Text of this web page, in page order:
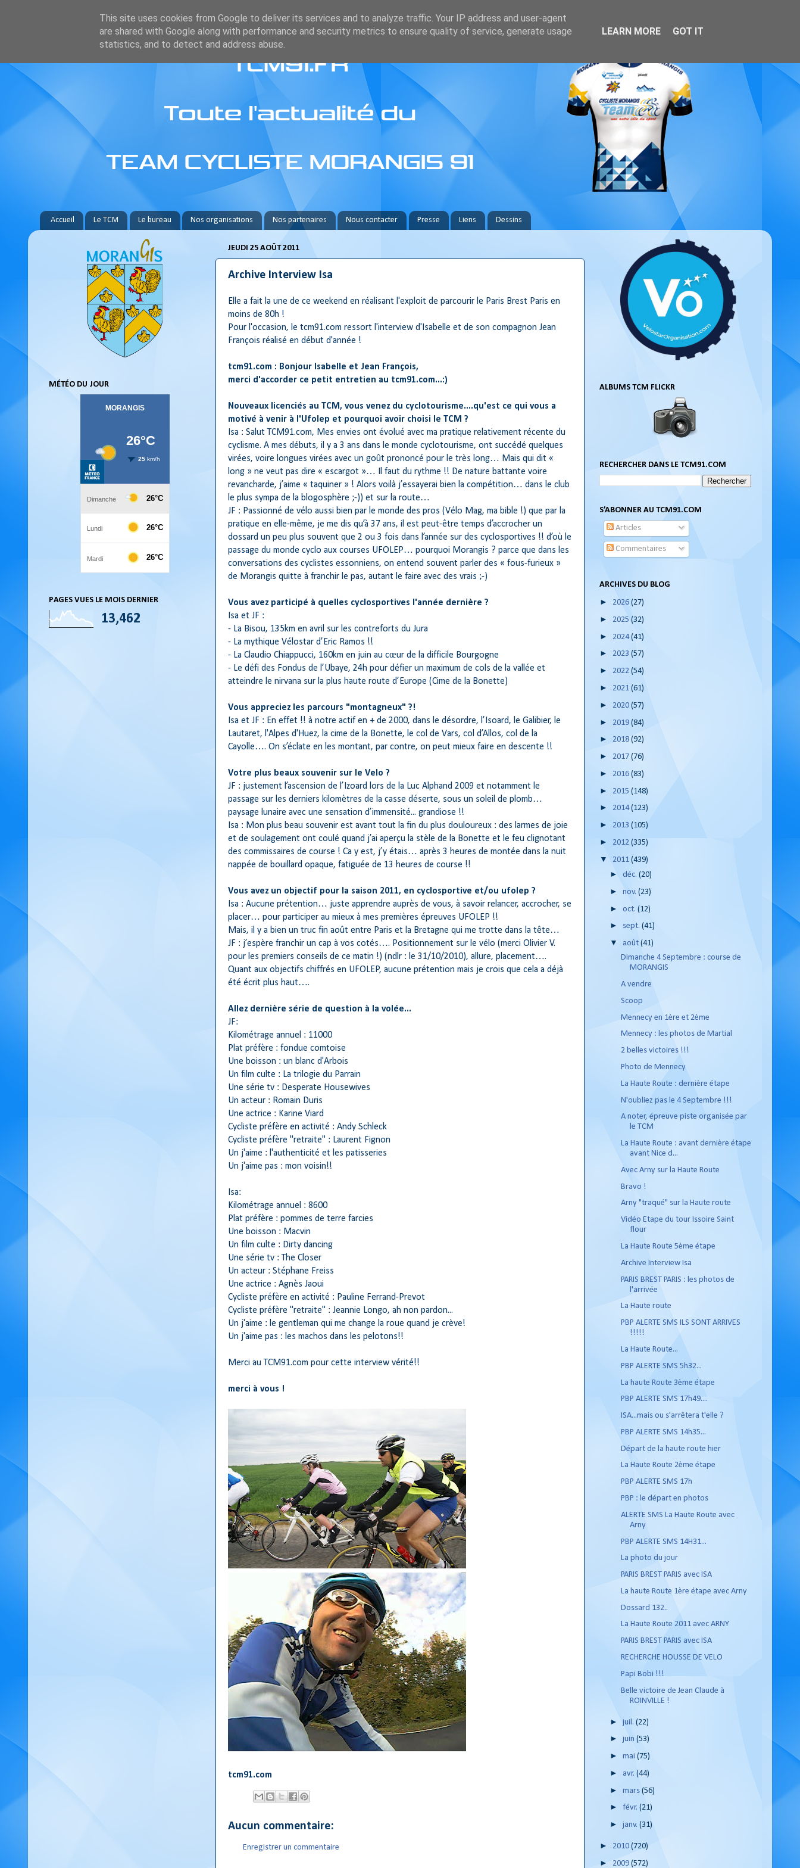
Accueil Le TCM Le bureau Nos organisations Nos partenaires Nous contacter Presse Liens Dessins
JEUDI 25 AOÛT 2011
Archive Interview Isa
Elle a fait la une de ce weekend en réalisant l'exploit de parcourir le Paris Brest Paris en
moins de 80h !
Pour l'occasion, le tcm91.com ressort l'interview d'Isabelle et de son compagnon Jean
François réalisé en début d'année !
tcm91.com : Bonjour Isabelle et Jean François,
merci d'accorder ce petit entretien au tcm91.com...:)
Nouveaux licenciés au TCM, vous venez du cyclotourisme....qu'est ce qui vous a
motivé à venir à l'Ufolep et pourquoi avoir choisi le TCM ?
Isa : Salut TCM91.com, Mes envies ont évolué avec ma pratique relativement récente du
cyclisme. A mes débuts, il y a 3 ans dans le monde cyclotourisme, ont succédé quelques
virées, voire longues virées avec un goût prononcé pour le très long… Mais qui dit «
long » ne veut pas dire « escargot »… Il faut du rythme !! De nature battante voire
revancharde, j’aime « taquiner » ! Alors voilà j’essayerai bien la compétition… dans le club
le plus sympa de la blogosphère ;-)) et sur la route…
JF : Passionné de vélo aussi bien par le monde des pros (Vélo Mag, ma bible !) que par la
pratique en elle-même, je me dis qu’à 37 ans, il est peut-être temps d’accrocher un
dossard un peu plus souvent que 2 ou 3 fois dans l’année sur des cyclosportives !! d’où le
passage du monde cyclo aux courses UFOLEP… pourquoi Morangis ? parce que dans les
conversations des cyclistes essonniens, on entend souvent parler des « fous-furieux »
de Morangis quitte à franchir le pas, autant le faire avec des vrais ;-)
Vous avez participé à quelles cyclosportives l'année dernière ?
Isa et JF :
- La Bisou, 135km en avril sur les contreforts du Jura
- La mythique Vélostar d’Eric Ramos !!
- La Claudio Chiappucci, 160km en juin au cœur de la difficile Bourgogne
- Le défi des Fondus de l’Ubaye, 24h pour défier un maximum de cols de la vallée et
atteindre le nirvana sur la plus haute route d’Europe (Cime de la Bonette)
Vous appreciez les parcours "montagneux" ?!
Isa et JF : En effet !! à notre actif en + de 2000, dans le désordre, l’Isoard, le Galibier, le
Lautaret, l'Alpes d'Huez, la cime de la Bonette, le col de Vars, col d’Allos, col de la
Cayolle…. On s’éclate en les montant, par contre, on peut mieux faire en descente !!
Votre plus beaux souvenir sur le Velo ?
JF : justement l’ascension de l’Izoard lors de la Luc Alphand 2009 et notamment le
passage sur les derniers kilomètres de la casse déserte, sous un soleil de plomb…
paysage lunaire avec une sensation d’immensité... grandiose !!
Isa : Mon plus beau souvenir est avant tout la fin du plus douloureux : des larmes de joie
et de soulagement ont coulé quand j’ai aperçu la stèle de la Bonette et le feu clignotant
des commissaires de course ! Ca y est, j’y étais… après 3 heures de montée dans la nuit
nappée de bouillard opaque, fatiguée de 13 heures de course !!
Vous avez un objectif pour la saison 2011, en cyclosportive et/ou ufolep ?
Isa : Aucune prétention… juste apprendre auprès de vous, à savoir relancer, accrocher, se
placer… pour participer au mieux à mes premières épreuves UFOLEP !!
Mais, il y a bien un truc fin août entre Paris et la Bretagne qui me trotte dans la tête…
JF : j’espère franchir un cap à vos cotés…. Positionnement sur le vélo (merci Olivier V.
pour les premiers conseils de ce matin !) (ndlr : le 31/10/2010), allure, placement….
Quant aux objectifs chiffrés en UFOLEP, aucune prétention mais je crois que cela a déjà
été écrit plus haut….
Allez dernière série de question à la volée...
JF:
Kilométrage annuel : 11000
Plat préfère : fondue comtoise
Une boisson : un blanc d'Arbois
Un film culte : La trilogie du Parrain
Une série tv : Desperate Housewives
Un acteur : Romain Duris
Une actrice : Karine Viard
Cycliste préfère en activité : Andy Schleck
Cycliste préfère "retraite" : Laurent Fignon
Un j'aime : l'authenticité et les patisseries
Un j'aime pas : mon voisin!!
Isa:
Kilométrage annuel : 8600
Plat préfère : pommes de terre farcies
Une boisson : Macvin
Un film culte : Dirty dancing
Une série tv : The Closer
Un acteur : Stéphane Freiss
Une actrice : Agnès Jaoui
Cycliste préfère en activité : Pauline Ferrand-Prevot
Cycliste préfère "retraite" : Jeannie Longo, ah non pardon...
Un j'aime : le gentleman qui me change la roue quand je crève!
Un j'aime pas : les machos dans les pelotons!!
Merci au TCM91.com pour cette interview vérité!!
merci à vous !
tcm91.com
Aucun commentaire:
Enregistrer un commentaire
MÉTÉO DU JOUR
PAGES VUES LE MOIS DERNIER
13,462
ALBUMS TCM FLICKR
RECHERCHER DANS LE TCM91.COM
S’ABONNER AU TCM91.COM
Articles
Commentaires
ARCHIVES DU BLOG
► 2026 (27)
► 2025 (32)
► 2024(41)
► 2023 (57)
► 2022 (54)
► 2021 (61)
► 2020 (57)
► 2019 (84)
► 2018 (92)
► 2017 (76)
► 2016 (83)
► 2015 (148)
► 2014(123)
► 2013 (105)
► 2012 (335)
▼ 2011 (439)
►déc.(20)
►nov.(23)
►oct.(12)
► sept.(41)
▼ août(41)
Dimanche 4 Septembre : course de
MORANGIS
A vendre
Scoop
Mennecy en 1ère et 2ème
Mennecy : les photos de Martial
2 belles victoires !!!
Photo de Mennecy
La Haute Route : dernière étape
N'oubliez pas le 4 Septembre !!!
A noter, épreuve piste organisée par
le TCM
La Haute Route : avant dernière étape
avant Nice d...
Avec Arny sur la Haute Route
Bravo !
Arny "traqué" sur la Haute route
Vidéo Etape du tour Issoire Saint
flour
La Haute Route 5ème étape
Archive Interview Isa
PARIS BREST PARIS : les photos de
l'arrivée
La Haute route
PBP ALERTE SMS ILS SONT ARRIVES
!!!!!
La Haute Route...
PBP ALERTE SMS 5h32...
La haute Route 3ème étape
PBP ALERTE SMS 17h49....
ISA...mais ou s'arrêtera t'elle ?
PBP ALERTE SMS 14h35...
Départ de la haute route hier
La Haute Route 2ème étape
PBP ALERTE SMS 17h
PBP : le départ en photos
ALERTE SMS La Haute Route avec
Arny
PBP ALERTE SMS 14H31...
La photo du jour
PARIS BREST PARIS avec ISA
La haute Route 1ère étape avec Arny
Dossard 132..
La Haute Route 2011 avec ARNY
PARIS BREST PARIS avec ISA
RECHERCHE HOUSSE DE VELO
Papi Bobi !!!
Belle victoire de Jean Claude à
ROINVILLE !
►juil.(22)
►juin(53)
►mai(75)
► avr.(44)
►mars(56)
►févr.(21)
►janv.(31)
► 2010 (720)
► 2009 (572)
This site uses cookies from Google to deliver its services and to analyze traffic. Your IP address and user-agent
are shared with Google along with performance and security metrics to ensure quality of service, generate usage
statistics, and to detect and address abuse.
LEARN MORE GOT IT